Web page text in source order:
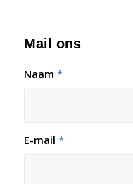
Mail ons
Naam *
E-mail *